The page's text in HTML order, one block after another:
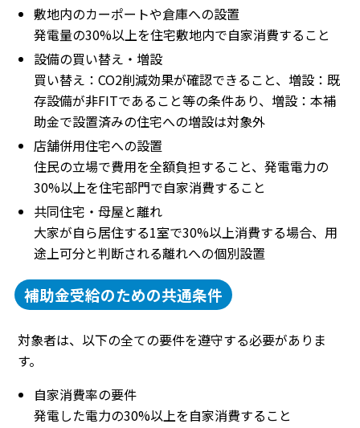
敷地内のカーポートや倉庫への設置
発電量の30%以上を住宅敷地内で自家消費すること
設備の買い替え・増設
買い替え：CO2削減効果が確認できること、増設：既
存設備が非FITであること等の条件あり、増設：本補
助金で設置済みの住宅への増設は対象外
店舗併用住宅への設置
住民の立場で費用を全額負担すること、発電電力の
30%以上を住宅部門で自家消費すること
共同住宅・母屋と離れ
大家が自ら居住する1室で30%以上消費する場合、用
途上可分と判断される離れへの個別設置
補助金受給のための共通条件
対象者は、以下の全ての要件を遵守する必要がありま
す。
自家消費率の要件
発電した電力の30%以上を自家消費すること